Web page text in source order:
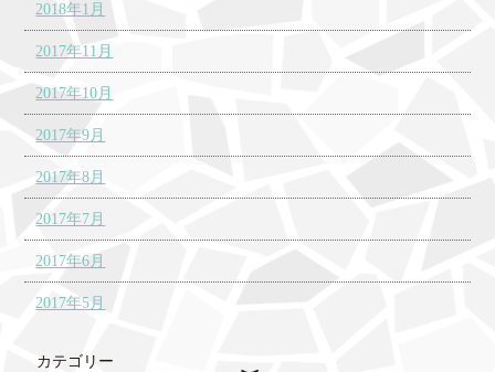
2018年1月
2017年11月
2017年10月
2017年9月
2017年8月
2017年7月
2017年6月
2017年5月
カテゴリー